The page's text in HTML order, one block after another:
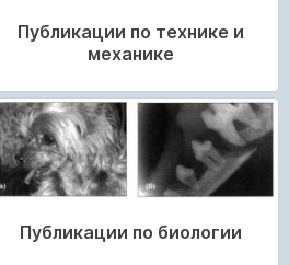
Публикации по технике и
механике
Публикации по биологии